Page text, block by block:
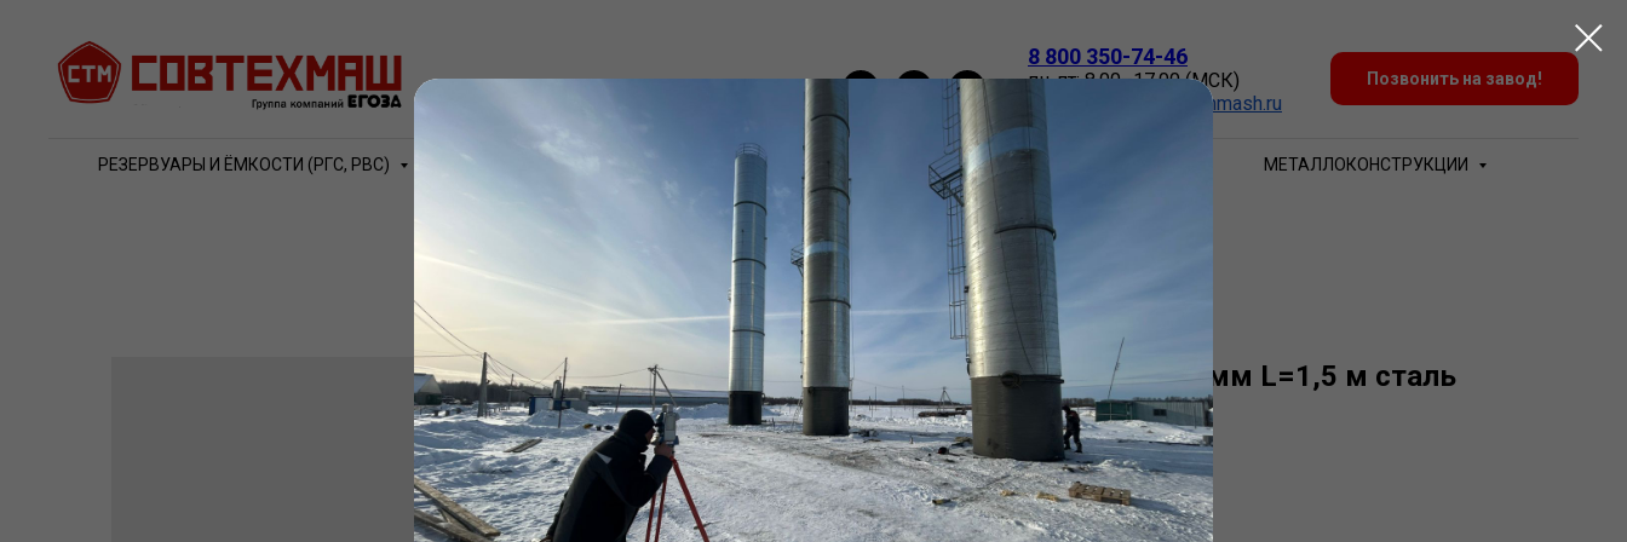
8 800 350-74-46
пн-пт: 8.00–17.00 (МСК)
Zakaz@sovtehmash.ru
Позвонить на завод!
РЕЗЕРВУАРЫ И ЁМКОСТИ (РГС, РВС) ВОДОНАПОРНЫЕ БАШНИ РОЖНОВСКОГО ТРУБЫ
МЕТАЛЛОКОНСТРУКЦИИ
ВАКАНСИИ
КОНТАКТЫ
Труба (обечайка) 1820х16 мм L=1,5 м сталь
09г2с ТУ
SKU:1820х16_09г2с
135 298 р.